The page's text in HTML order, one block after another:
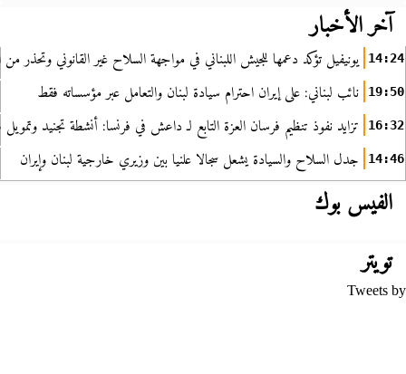
آخر الأخبار
14:24 يونيفيل تؤكد دعمها للجيش اللبناني في مواجهة السلاح غير القانوني وتحذر من
19:50 نائب لبناني: على إيران احترام سيادة لبنان والتعامل عبر مؤسساته فقط
16:32 تزايد نفوذ تنظيم فرسان العزة التابع لـ داعش في فرنسا: أنشطة تجنيد
14:46 جدل السلاح والسيادة يشعل سجالا علنيا بين وزيري خارجية لبنان وإيران
الفيس بوك
تويتر
Tweets by